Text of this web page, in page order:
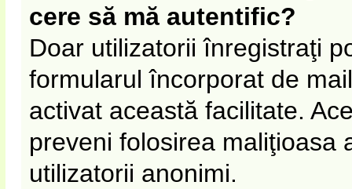
cere să mă autentific?
Doar utilizatorii înregistraţi
formularul încorporat de
activat această facilitate.
preveni folosirea maliţioasa
utilizatorii anonimi.